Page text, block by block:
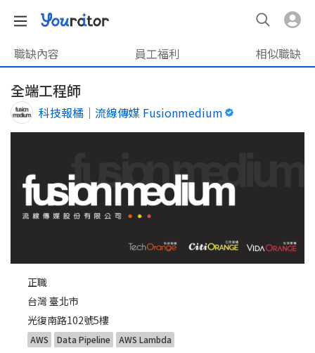
職缺內容 員工福利 相似職缺
全端工程師
科技報橘｜流線傳媒 Fusionmedium
正職
台灣 臺北市
光復南路102號5樓
AWS Data Pipeline AWS Lambda